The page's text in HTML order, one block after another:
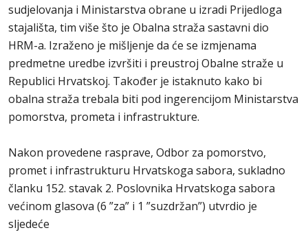
sudjelovanja i Ministarstva obrane u izradi Prijedloga
stajališta, tim više što je Obalna straža sastavni dio
HRM-a. Izraženo je mišljenje da će se izmjenama
predmetne uredbe izvršiti i preustroj Obalne straže u
Republici Hrvatskoj. Također je istaknuto kako bi
obalna straža trebala biti pod ingerencijom Ministarstva
pomorstva, prometa i infrastrukture.
Nakon provedene rasprave, Odbor za pomorstvo,
promet i infrastrukturu Hrvatskoga sabora, sukladno
članku 152. stavak 2. Poslovnika Hrvatskoga sabora
većinom glasova (6 ”za” i 1 ”suzdržan”) utvrdio je
sljedeće